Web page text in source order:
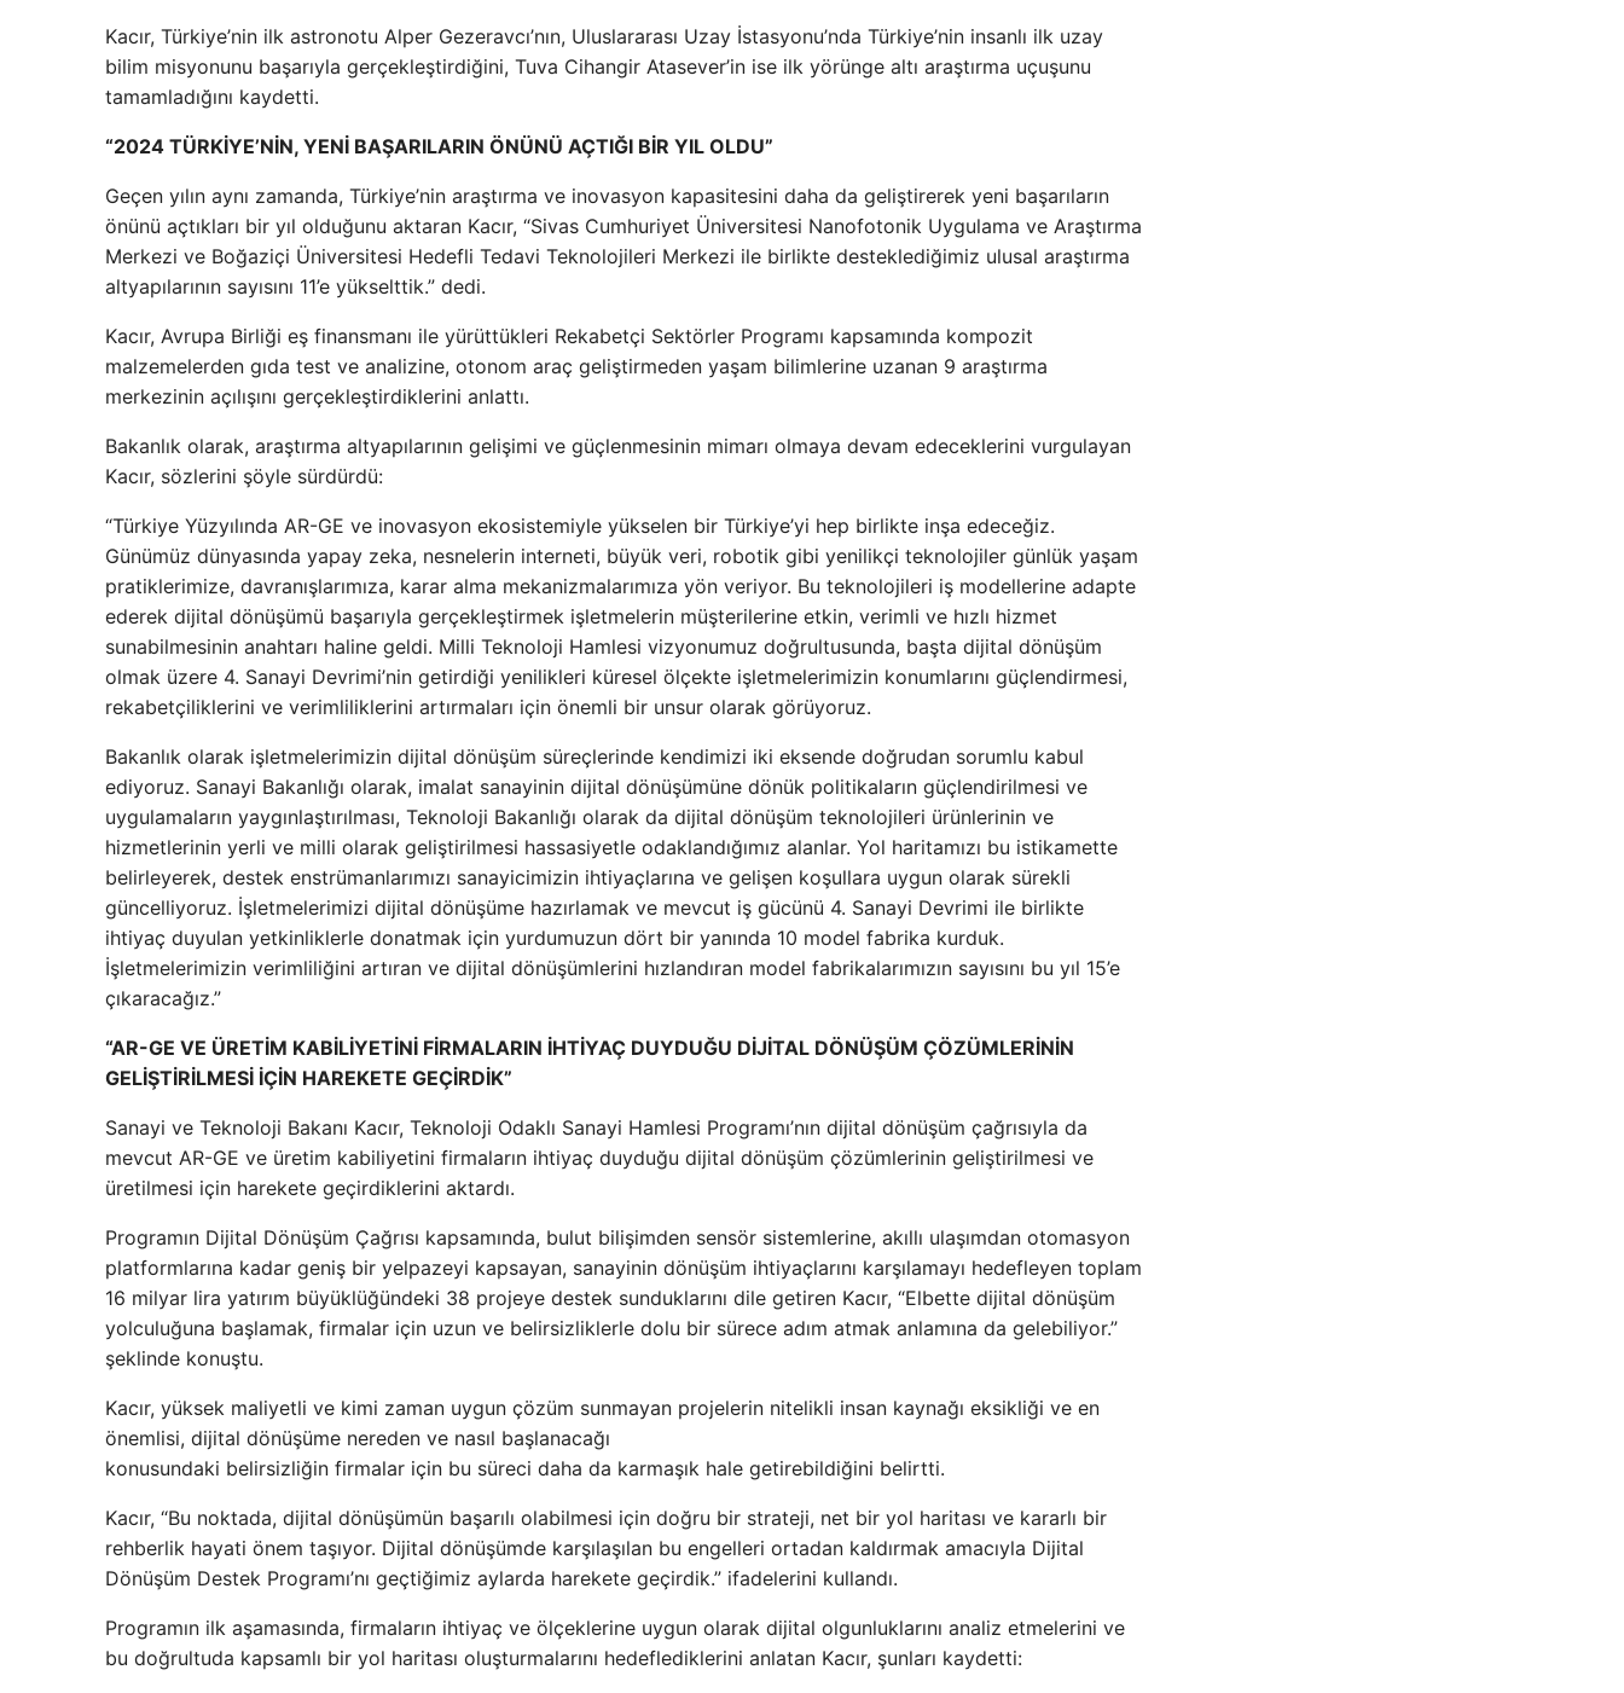
Kacır, Türkiye’nin ilk astronotu Alper Gezeravcı’nın, Uluslararası Uzay İstasyonu’nda Türkiye’nin insanlı ilk uzay
bilim misyonunu başarıyla gerçekleştirdiğini, Tuva Cihangir Atasever’in ise ilk yörünge altı araştırma uçuşunu
tamamladığını kaydetti.
“2024 TÜRKİYE’NİN, YENİ BAŞARILARIN ÖNÜNÜ AÇTIĞI BİR YIL OLDU”
Geçen yılın aynı zamanda, Türkiye’nin araştırma ve inovasyon kapasitesini daha da geliştirerek yeni başarıların
önünü açtıkları bir yıl olduğunu aktaran Kacır, “Sivas Cumhuriyet Üniversitesi Nanofotonik Uygulama ve Araştırma
Merkezi ve Boğaziçi Üniversitesi Hedefli Tedavi Teknolojileri Merkezi ile birlikte desteklediğimiz ulusal araştırma
altyapılarının sayısını 11’e yükselttik.” dedi.
Kacır, Avrupa Birliği eş finansmanı ile yürüttükleri Rekabetçi Sektörler Programı kapsamında kompozit
malzemelerden gıda test ve analizine, otonom araç geliştirmeden yaşam bilimlerine uzanan 9 araştırma
merkezinin açılışını gerçekleştirdiklerini anlattı.
Bakanlık olarak, araştırma altyapılarının gelişimi ve güçlenmesinin mimarı olmaya devam edeceklerini vurgulayan
Kacır, sözlerini şöyle sürdürdü:
“Türkiye Yüzyılında AR-GE ve inovasyon ekosistemiyle yükselen bir Türkiye’yi hep birlikte inşa edeceğiz.
Günümüz dünyasında yapay zeka, nesnelerin interneti, büyük veri, robotik gibi yenilikçi teknolojiler günlük yaşam
pratiklerimize, davranışlarımıza, karar alma mekanizmalarımıza yön veriyor. Bu teknolojileri iş modellerine adapte
ederek dijital dönüşümü başarıyla gerçekleştirmek işletmelerin müşterilerine etkin, verimli ve hızlı hizmet
sunabilmesinin anahtarı haline geldi. Milli Teknoloji Hamlesi vizyonumuz doğrultusunda, başta dijital dönüşüm
olmak üzere 4. Sanayi Devrimi’nin getirdiği yenilikleri küresel ölçekte işletmelerimizin konumlarını güçlendirmesi,
rekabetçiliklerini ve verimliliklerini artırmaları için önemli bir unsur olarak görüyoruz.
Bakanlık olarak işletmelerimizin dijital dönüşüm süreçlerinde kendimizi iki eksende doğrudan sorumlu kabul
ediyoruz. Sanayi Bakanlığı olarak, imalat sanayinin dijital dönüşümüne dönük politikaların güçlendirilmesi ve
uygulamaların yaygınlaştırılması, Teknoloji Bakanlığı olarak da dijital dönüşüm teknolojileri ürünlerinin ve
hizmetlerinin yerli ve milli olarak geliştirilmesi hassasiyetle odaklandığımız alanlar. Yol haritamızı bu istikamette
belirleyerek, destek enstrümanlarımızı sanayicimizin ihtiyaçlarına ve gelişen koşullara uygun olarak sürekli
güncelliyoruz. İşletmelerimizi dijital dönüşüme hazırlamak ve mevcut iş gücünü 4. Sanayi Devrimi ile birlikte
ihtiyaç duyulan yetkinliklerle donatmak için yurdumuzun dört bir yanında 10 model fabrika kurduk.
İşletmelerimizin verimliliğini artıran ve dijital dönüşümlerini hızlandıran model fabrikalarımızın sayısını bu yıl 15’e
çıkaracağız.”
“AR-GE VE ÜRETİM KABİLİYETİNİ FİRMALARIN İHTİYAÇ DUYDUĞU DİJİTAL DÖNÜŞÜM ÇÖZÜMLERİNİN
GELİŞTİRİLMESİ İÇİN HAREKETE GEÇİRDİK”
Sanayi ve Teknoloji Bakanı Kacır, Teknoloji Odaklı Sanayi Hamlesi Programı’nın dijital dönüşüm çağrısıyla da
mevcut AR-GE ve üretim kabiliyetini firmaların ihtiyaç duyduğu dijital dönüşüm çözümlerinin geliştirilmesi ve
üretilmesi için harekete geçirdiklerini aktardı.
Programın Dijital Dönüşüm Çağrısı kapsamında, bulut bilişimden sensör sistemlerine, akıllı ulaşımdan otomasyon
platformlarına kadar geniş bir yelpazeyi kapsayan, sanayinin dönüşüm ihtiyaçlarını karşılamayı hedefleyen toplam
16 milyar lira yatırım büyüklüğündeki 38 projeye destek sunduklarını dile getiren Kacır, “Elbette dijital dönüşüm
yolculuğuna başlamak, firmalar için uzun ve belirsizliklerle dolu bir sürece adım atmak anlamına da gelebiliyor.”
şeklinde konuştu.
Kacır, yüksek maliyetli ve kimi zaman uygun çözüm sunmayan projelerin nitelikli insan kaynağı eksikliği ve en
önemlisi, dijital dönüşüme nereden ve nasıl başlanacağı
konusundaki belirsizliğin firmalar için bu süreci daha da karmaşık hale getirebildiğini belirtti.
Kacır, “Bu noktada, dijital dönüşümün başarılı olabilmesi için doğru bir strateji, net bir yol haritası ve kararlı bir
rehberlik hayati önem taşıyor. Dijital dönüşümde karşılaşılan bu engelleri ortadan kaldırmak amacıyla Dijital
Dönüşüm Destek Programı’nı geçtiğimiz aylarda harekete geçirdik.” ifadelerini kullandı.
Programın ilk aşamasında, firmaların ihtiyaç ve ölçeklerine uygun olarak dijital olgunluklarını analiz etmelerini ve
bu doğrultuda kapsamlı bir yol haritası oluşturmalarını hedeflediklerini anlatan Kacır, şunları kaydetti: